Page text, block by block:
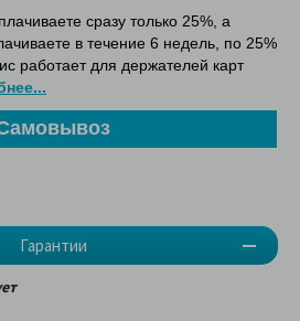
Гарантии
сразу только 25%, а
в течение 6 недель, по 25%
работает для держателей карт